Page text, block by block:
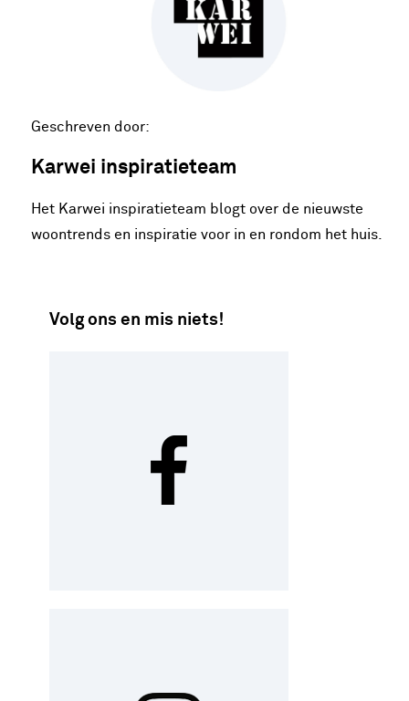
Geschreven door:
Karwei inspiratieteam
Het Karwei inspiratieteam blogt over de nieuwste
woontrends en inspiratie voor in en rondom het huis.
Volg ons en mis niets!